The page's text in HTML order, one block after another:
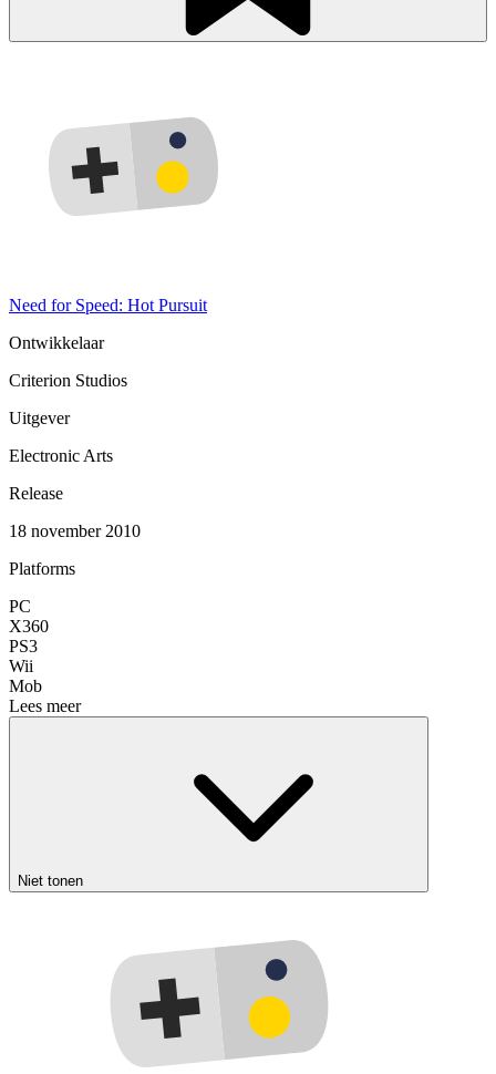
Need for Speed: Hot Pursuit
Ontwikkelaar
Criterion Studios
Uitgever
Electronic Arts
Release
18 november 2010
Platforms
PC
X360
PS3
Wii
Mob
Lees meer
Niet tonen